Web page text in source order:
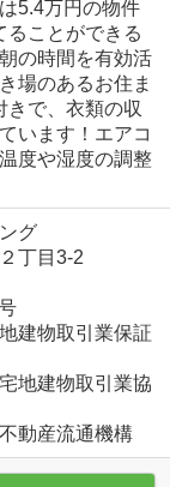
5.4万円の物件
ることができる
の時間を有効活
場のあるお住ま
きで、衣類の収
います！エアコ
度や湿度の調整
グ
丁目3-2
建物取引業保証
地建物取引業協
動産流通機構